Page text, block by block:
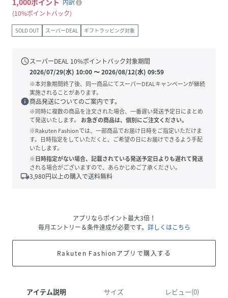
内訳
10%ポイントバック
SOLD OUT スーパーDEAL ギフトラッピング対象
scheduleスーパーDEAL 10%ポイントバック対象期間
2026/07/29(水) 10:00〜2026/08/12(水) 09:59
※本対象期間終了後、同一商品にてスーパーDEALキャンペーンが継続
実施されることがあります。
info商品発送についてのご案内です。
※同時に複数の商品を注文された場合、一番遅い発送予定日にまとめ
て発送いたします。
お急ぎの商品は、個別にご注文ください。
※Rakuten Fashionでは、一部商品でお届け日時をご指定いただけま
す。日時指定をしていただくと、ご希望の日にお届けできるよう手配
いたします。
※日時指定がない場合、記載されている発送予定日よりも遅れて発送
される場合がございますので、あらかじめご了承ください。
local_shipping3,980円以上の購入で送料無料
アプリならポイント最大3倍！
毎月エントリー＆条件達成が必要です。 詳しくはこちら
Rakuten Fashionアプリで購入する
アイテム説明 サイズ レビュー(0)